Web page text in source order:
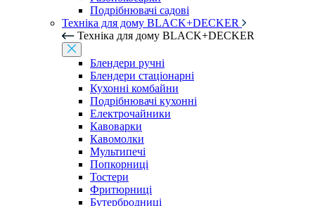
Подрібнювачі садові
Техніка для дому BLACK+DECKER
Техніка для дому BLACK+DECKER
Блендери ручні
Блендери стаціонарні
Кухонні комбайни
Подрібнювачі кухонні
Електрочайники
Кавоварки
Кавомолки
Мультипечі
Попкорниці
Тостери
Фритюрниці
Бутербродниці